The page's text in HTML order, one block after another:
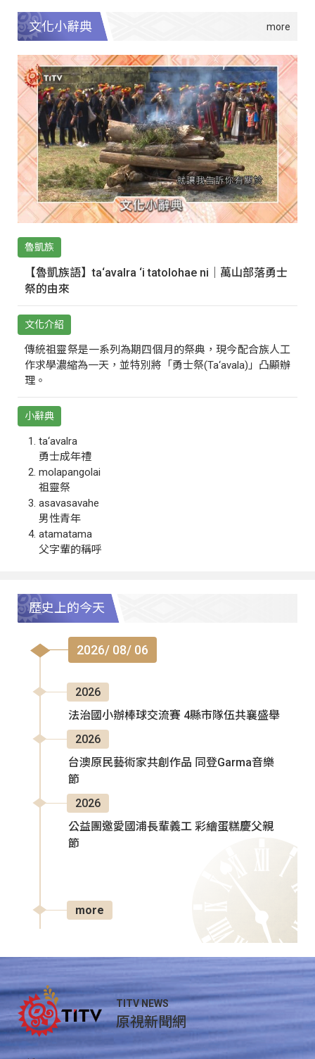
文化小辭典
魯凱族
【魯凱族語】ta‘avalra ‘i tatolohae ni｜萬山部落勇士
祭的由來
文化介紹
傳統祖靈祭是一系列為期四個月的祭典，現今配合族人工
作求學濃縮為一天，並特別將「勇士祭(Ta‘avala)」凸顯辦
理。
小辭典
ta‘avalra
勇士成年禮
molapangolai
祖靈祭
asavasavahe
男性青年
atamatama
父字輩的稱呼
歷史上的今天
2026/ 08/ 06
2026
法治國小辦棒球交流賽 4縣市隊伍共襄盛舉
2026
台澳原民藝術家共創作品 同登Garma音樂
節
2026
公益團邀愛國浦長輩義工 彩繪蛋糕慶父親
節
more
TITV NEWS
原視新聞網